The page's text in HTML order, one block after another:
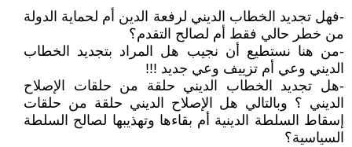
-فهل تجديد الخطاب الديني لرفعة الدين أم لحماية الدولة
من خطر حالي فقط أم لصالح التقدم؟
-من هنا نستطيع أن نجيب هل المراد بتجديد الخطاب
الديني وعي أم تزييف وعي جديد !!!
-هل تجديد الخطاب الديني حلقة من حلقات الإصلاح
الديني ؟ وبالتالي هل الإصلاح الديني حلقة من حلقات
إسقاط السلطة الدينية أم بقاءها وتهذيبها لصالح السلطة
السياسية؟